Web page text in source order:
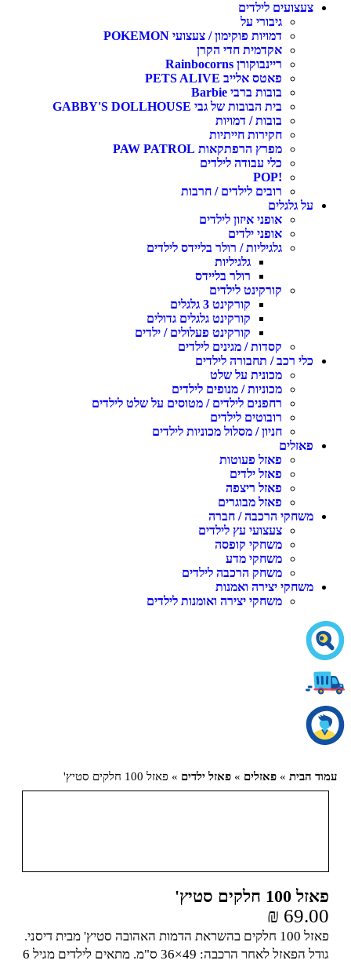
צעצועים לילדים
גיבורי על
דמויות פוקימון / צעצועי POKEMON
אקדמית חדי הקרן
ריינבוקורן Rainbocorns
פאטס אלייב PETS ALIVE
בובות ברבי Barbie
בית הבובות של גבי GABBY'S DOLLHOUSE
בובות / דמויות
חקירות חייתיות
מפרץ הרפתקאות PAW PATROL
כלי עבודה לילדים
!POP
רובים לילדים / חרבות
על גלגלים
אופני איזון לילדים
אופני ילדים
גלגיליות / רולר בליידס לילדים
גלגיליות
רולר בליידס
קורקינט לילדים
קורקינט 3 גלגלים
קורקינט גלגלים גדולים
קורקינט פעלולים / ילדים
קסדות / מגינים לילדים
כלי רכב / תחבורה לילדים
מכונית על שלט
מכוניות / מנופים לילדים
רחפנים לילדים / מטוסים על שלט לילדים
רובוטים לילדים
חניון / מסלול מכוניות לילדים
פאזלים
פאזל פעוטות
פאזל ילדים
פאזל ריצפה
פאזל מבוגרים
משחקי הרכבה / חברה
צעצועי עץ לילדים
משחקי קופסה
משחקי מדע
משחק הרכבה לילדים
משחקי יצירה ואמנות
משחקי יצירה ואומנות לילדים
עמוד הבית » פאזלים » פאזל ילדים » פאזל 100 חלקים סטיץ'
פאזל 100 חלקים סטיץ'
₪ 69.00
פאזל 100 חלקים בהשראת הדמות האהובה סטיץ' מבית דיסני.
גודל הפאזל לאחר הרכבה: 49×36 ס"מ. מתאים לילדים מגיל 6